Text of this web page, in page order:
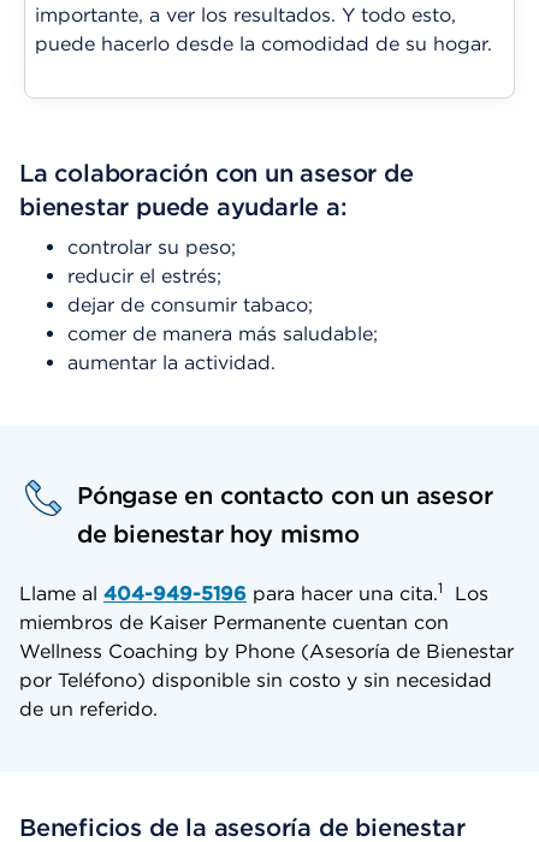
importante, a ver los resultados. Y todo esto,
puede hacerlo desde la comodidad de su hogar.
La colaboración con un asesor de
bienestar puede ayudarle a:
controlar su peso;
reducir el estrés;
dejar de consumir tabaco;
comer de manera más saludable;
aumentar la actividad.
Póngase en contacto con un asesor
de bienestar hoy mismo
Llame al 404-949-5196 para hacer una cita.1
Los
miembros de Kaiser Permanente cuentan con
Wellness Coaching by Phone (Asesoría de Bienestar
por Teléfono) disponible sin costo y sin necesidad
de un referido.
Beneficios de la asesoría de bienestar